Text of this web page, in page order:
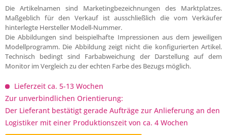
Die Artikelnamen sind Marketingbezeichnungen des Marktplatzes.
Maßgeblich für den Verkauf ist ausschließlich die vom Verkäufer
hinterlegte Hersteller Modell-Nummer.
Die Abbildungen sind beispielhafte Impressionen aus dem jeweiligen
Modellprogramm. Die Abbildung zeigt nicht die konfigurierten Artikel.
Technisch bedingt sind Farbabweichung der Darstellung auf dem
Monitor im Vergleich zu der echten Farbe des Bezugs möglich.
Lieferzeit ca. 5-13 Wochen
Zur unverbindlichen Orientierung:
Der Lieferant bestätigt gerade Aufträge zur Anlieferung an den
Logistiker mit einer Produktionszeit von ca. 4 Wochen